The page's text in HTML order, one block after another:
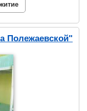
Полежаевской"